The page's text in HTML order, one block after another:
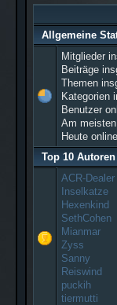
Allgemeine
Mitglieder
Beiträge
Themen
Kategorien
Benutzer
Am
Heute
Top 10 Autoren
ACR-Dealer
Inselkatze
Hexenkind
SethCohen
Mianmar
Zyss
Sanny
Reiswind
puckih
tiermutti